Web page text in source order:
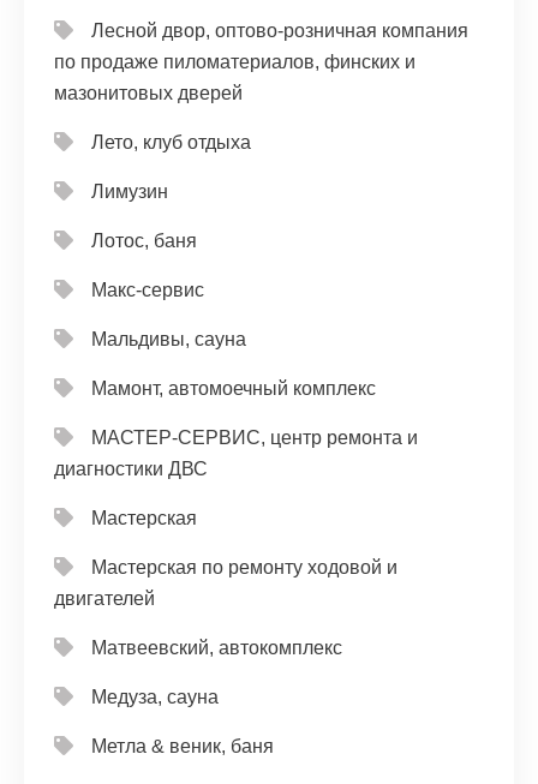
Лесной двор, оптово-розничная компания
по продаже пиломатериалов, финских и
мазонитовых дверей
Лето, клуб отдыха
Лимузин
Лотос, баня
Макс-сервис
Мальдивы, сауна
Мамонт, автомоечный комплекс
МАСТЕР-СЕРВИС, центр ремонта и
диагностики ДВС
Мастерская
Мастерская по ремонту ходовой и
двигателей
Матвеевский, автокомплекс
Медуза, сауна
Метла & веник, баня